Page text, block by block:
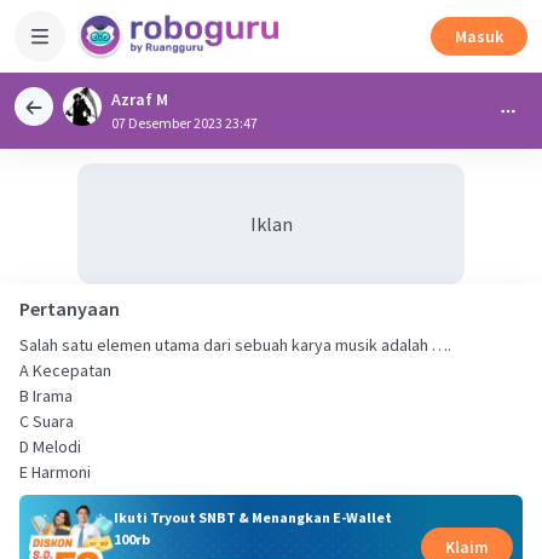
Masuk
Azraf M
07 Desember 2023 23:47
Iklan
Pertanyaan
Salah satu elemen utama dari sebuah karya musik adalah ….
A Kecepatan
B Irama
C Suara
D Melodi
E Harmoni
Ikuti Tryout SNBT & Menangkan E-Wallet
100rb
Klaim